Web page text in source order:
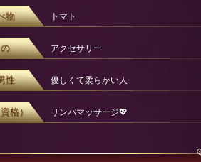
物 トマト
アクセサリー
性 優しくて柔らかい人
格） リンパマッサージ💖